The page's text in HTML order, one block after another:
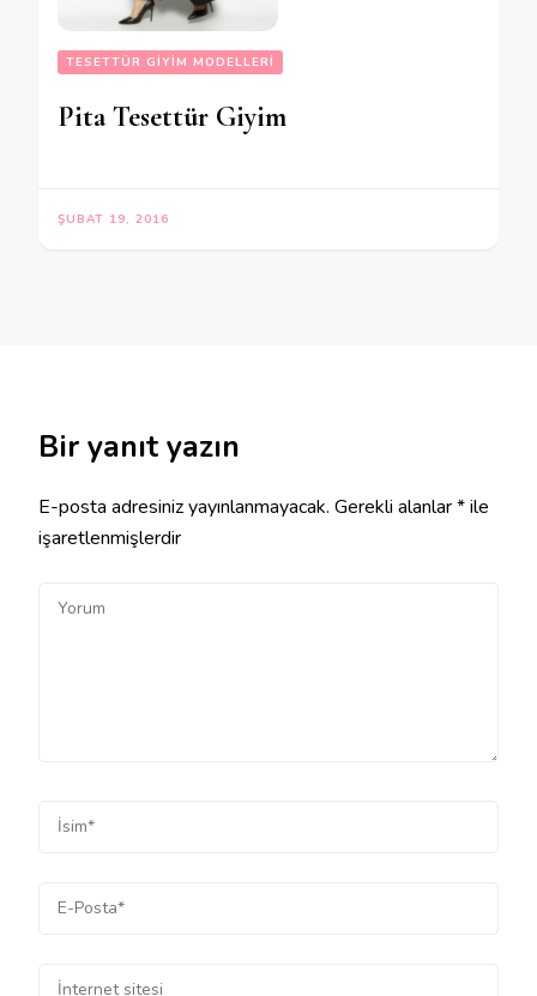
TESETTÜR GIYIM MODELLERI
Pita Tesettür Giyim
ŞUBAT 19, 2016
Bir yanıt yazın
E-posta adresiniz yayınlanmayacak. Gerekli alanlar*ile
işaretlenmişlerdir